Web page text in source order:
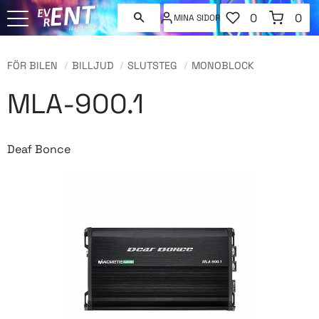
MINA SIDOR
FAVORITER
ANTAL
0
KUNDVAGN
0
FÖR BILEN BILLJUD SLUTSTEG MONOBLOCK
MLA-900.1
Deaf Bonce